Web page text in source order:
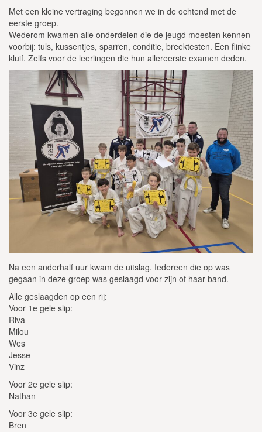
Met een kleine vertraging begonnen we in de ochtend met de
eerste groep.
Wederom kwamen alle onderdelen die de jeugd moesten kennen
voorbij: tuls, kussentjes, sparren, conditie, breektesten. Een flinke
kluif. Zelfs voor de leerlingen die hun allereerste examen deden.
Na een anderhalf uur kwam de uitslag. Iedereen die op was
gegaan in deze groep was geslaagd voor zijn of haar band.
Alle geslaagden op een rij:
Voor 1e gele slip:
Riva
Milou
Wes
Jesse
Vinz
Voor 2e gele slip:
Nathan
Voor 3e gele slip:
Bren